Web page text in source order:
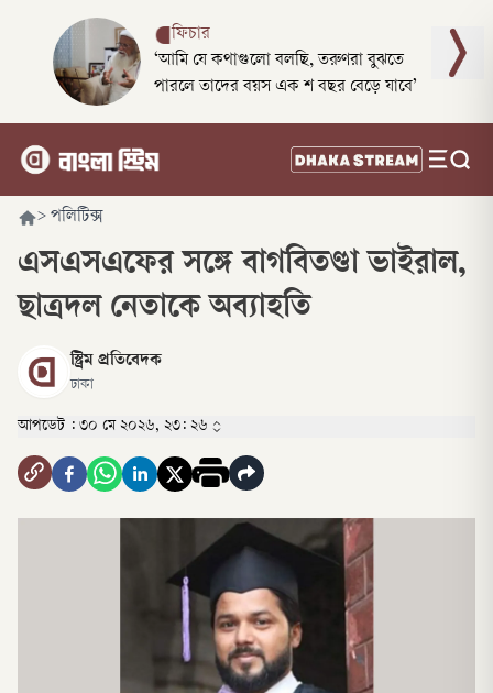
ফিচার
‘আমি যে কথাগুলো বলছি, তরুণরা বুঝতে
পারলে তাদের বয়স এক শ বছর বেড়ে যাবে’
> পলিটিক্স
এসএসএফের সঙ্গে বাগবিতণ্ডা ভাইরাল,
ছাত্রদল নেতাকে অব্যাহতি
স্ট্রিম প্রতিবেদক
ঢাকা
আপডেট : ৩০ মে ২০২৬, ২৩: ২৬